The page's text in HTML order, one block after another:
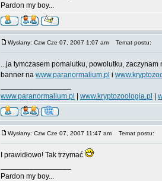
Pardon my boy...
Wysłany: Czw Cze 07, 2007 1:07 am Temat postu:
...ja tymczasem pomalutku, powolutku,
banner na www.paranormalium.pl i
www.paranormalium.pl
www.kryptozoologia.pl
Wysłany: Czw Cze 07, 2007 11:47 am Temat postu:
I prawidłowo! Tak trzymać
Pardon my boy...